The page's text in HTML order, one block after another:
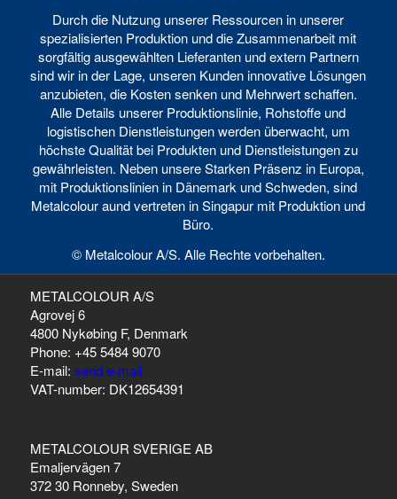
Durch die Nutzung unserer Ressourcen in unserer
spezialisierten Produktion und die Zusammenarbeit mit
sorgfältig ausgewählten Lieferanten und extern Partnern
sind wir in der Lage, unseren Kunden innovative Lösungen
anzubieten, die Kosten senken und Mehrwert schaffen.
Alle Details unserer Produktionslinie, Rohstoffe und
logistischen Dienstleistungen werden überwacht, um
höchste Qualität bei Produkten und Dienstleistungen zu
gewährleisten. Neben unsere Starken Präsenz in Europa,
mit Produktionslinien in Dänemark und Schweden, sind
Metalcolour aund vertreten in Singapur mit Produktion und
Büro.
© Metalcolour A/S. Alle Rechte vorbehalten.
METALCOLOUR A/S
Agrovej 6
4800 Nykøbing F, Denmark
Phone: +45 5484 9070
E-mail: send e-mail
VAT-number: DK12654391
METALCOLOUR SVERIGE AB
Emaljervägen 7
372 30 Ronneby, Sweden